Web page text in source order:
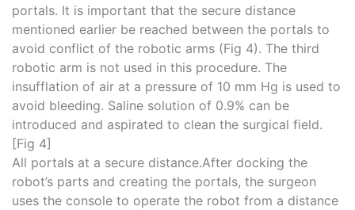
portals. It is important that the secure distance
mentioned earlier be reached between the portals to
avoid conflict of the robotic arms (Fig 4). The third
robotic arm is not used in this procedure. The
insufflation of air at a pressure of 10 mm Hg is used to
avoid bleeding. Saline solution of 0.9% can be
introduced and aspirated to clean the surgical field.
[Fig 4]
All portals at a secure distance.After docking the
robot’s parts and creating the portals, the surgeon
uses the console to operate the robot from a distance